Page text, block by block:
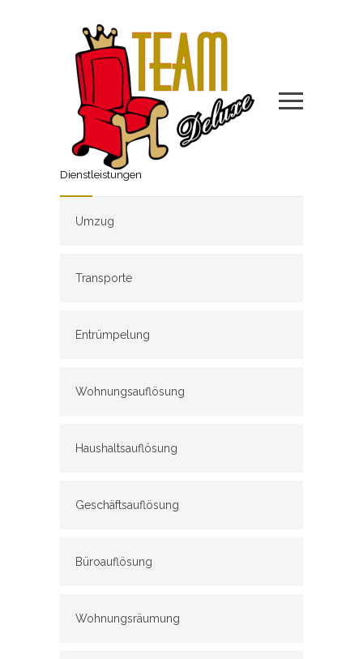
Dienstleistungen
Umzug
Transporte
Entrümpelung
Wohnungsauflösung
Haushaltsauflösung
Geschäftsauflösung
Büroauflösung
Wohnungsräumung